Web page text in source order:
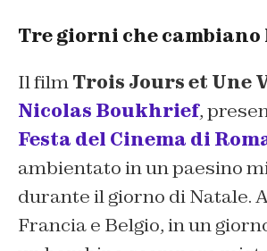
Tre giorni che
Il filmTrois Jours et Une
Nicolas Boukhrief,
Festa del Cinema di
ambientato in un paesino
durante il giorno di Natale.
Francia e Belgio, in un